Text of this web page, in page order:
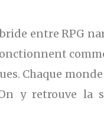
entre RPG
Chaque
y retrouve la